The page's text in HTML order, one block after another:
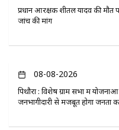
प्रधान आरक्षक शीतल यादव की मौत
जांच की मांग
08-08-2026
पिथौरा : विशेष ग्राम सभा में
जनभागीदारी से मजबूत होगा जनता